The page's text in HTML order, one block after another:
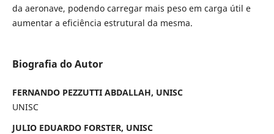
da aeronave, podendo carregar mais peso em carga útil e
aumentar a eficiência estrutural da mesma.
Biografia do Autor
FERNANDO PEZZUTTI ABDALLAH, UNISC
UNISC
JULIO EDUARDO FORSTER, UNISC